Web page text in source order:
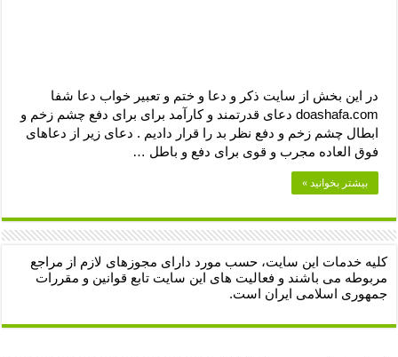
در این بخش از سایت ذکر و دعا و ختم و تعبیر خواب دعا شفا
doashafa.com دعای قدرتمند و کارآمد برای برای دفع چشم زخم و
ابطال چشم زخم و دفع نظر بد را قرار دادیم . دعای زیر از دعاهای
فوق العاده مجرب و قوی برای دفع و باطل …
بیشتر بخوانید »
کلیه خدمات این سایت، حسب مورد دارای مجوزهای لازم از مراجع
مربوطه می باشند و فعالیت های این سایت تابع قوانین و مقررات
جمهوری اسلامی ایران است.